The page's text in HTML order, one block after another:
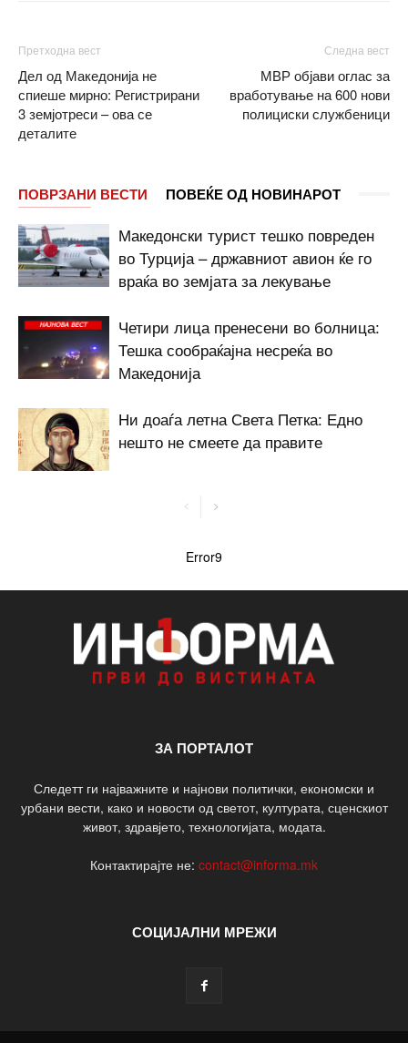
Претходна вест
Дел од Македонија не
спиеше мирно: Регистрирани
3 земјотреси – ова се
деталите
Следна вест
МВР објави оглас за
вработување на 600 нови
полициски службеници
ПОВРЗАНИ ВЕСТИ ПОВЕЌЕ ОД НОВИНАРОТ
Македонски турист тешко повреден
во Турција – државниот авион ќе го
враќа во земјата за лекување
Четири лица пренесени во болница:
Тешка сообраќајна несреќа во
Македонија
Ни доаѓа летна Света Петка: Едно
нешто не смеете да правите
Error9
ЗА ПОРТАЛОТ
Следетт ги најважните и најнови политички, економски и
урбани вести, како и новости од светот, културата, сценскиот
живот, здравјето, технологијата, модата.
Контактирајте не: contact@informa.mk
СОЦИЈАЛНИ МРЕЖИ